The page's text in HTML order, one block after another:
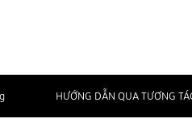
HƯỚNG DẪN QUA TƯƠNG